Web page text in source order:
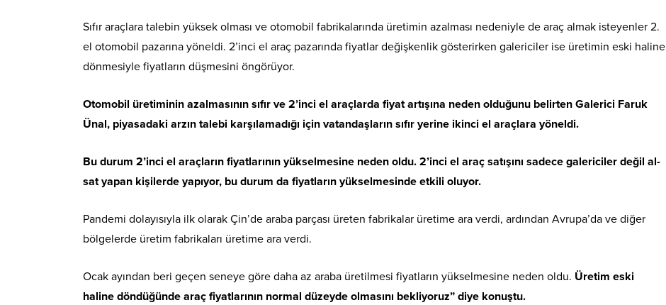
Sıfır araçlara talebin yüksek olması ve otomobil fabrikalarında üretimin azalması nedeniyle de araç almak isteyenler 2.
el otomobil pazarına yöneldi. 2’inci el araç pazarında fiyatlar değişkenlik gösterirken galericiler ise üretimin eski haline
dönmesiyle fiyatların düşmesini öngörüyor.
Otomobil üretiminin azalmasının sıfır ve 2’inci el araçlarda fiyat artışına neden olduğunu belirten Galerici Faruk
Ünal, piyasadaki arzın talebi karşılamadığı için vatandaşların sıfır yerine ikinci el araçlara yöneldi.
Bu durum 2’inci el araçların fiyatlarının yükselmesine neden oldu. 2’inci el araç satışını sadece galericiler değil al-
sat yapan kişilerde yapıyor, bu durum da fiyatların yükselmesinde etkili oluyor.
Pandemi dolayısıyla ilk olarak Çin’de araba parçası üreten fabrikalar üretime ara verdi, ardından Avrupa’da ve diğer
bölgelerde üretim fabrikaları üretime ara verdi.
Ocak ayından beri geçen seneye göre daha az araba üretilmesi fiyatların yükselmesine neden oldu. Üretim eski
haline döndüğünde araç fiyatlarının normal düzeyde olmasını bekliyoruz” diye konuştu.